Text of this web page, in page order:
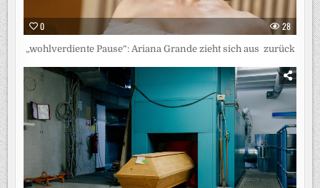
0 28
„wohlverdiente Pause“: Ariana Grande zieht sich aus zurück